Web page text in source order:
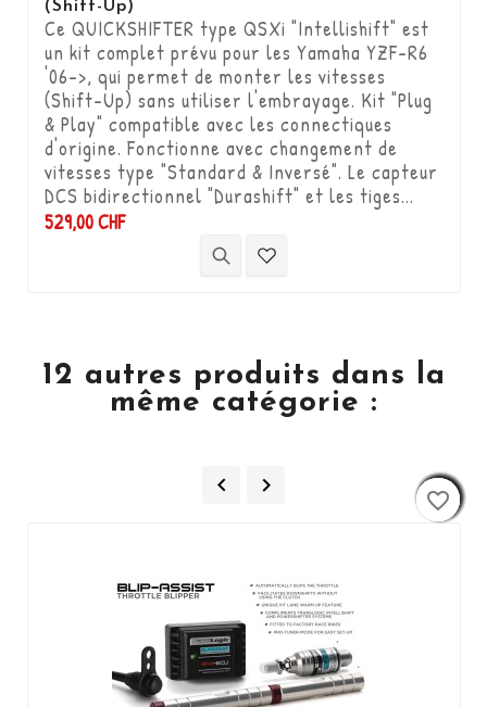
(Shift-Up)
Ce QUICKSHIFTER type QSXi "Intellishift" est
un kit complet prévu pour les Yamaha YZF-R6
'06->, qui permet de monter les vitesses
(Shift-Up) sans utiliser l'embrayage. Kit "Plug
& Play" compatible avec les connectiques
d'origine. Fonctionne avec changement de
vitesses type "Standard & Inversé". Le capteur
DCS bidirectionnel "Durashift" et les tiges...
529,00 CHF
12 autres produits dans la
même catégorie :
 
favorite_border
favorite_border
favorite_border
favorite_border
favorite_border
favorite_border
favorite_border
favorite_border
favorite_border
favorite_border
favorite_border
favorite_border